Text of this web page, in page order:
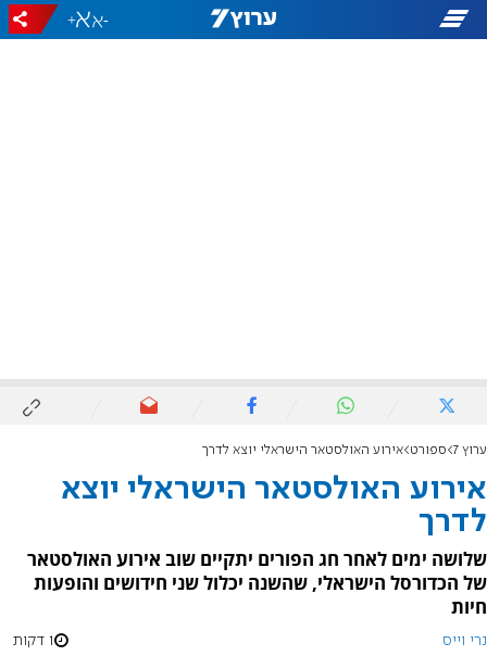
-
+
ערוץ 7 ספורט אירוע האולסטאר הישראלי יוצא לדרך
אירוע האולסטאר הישראלי יוצא
לדרך
שלושה ימים לאחר חג הפורים יתקיים שוב אירוע האולסטאר
של הכדורסל הישראלי, שהשנה יכלול שני חידושים והופעות
חיות
נרי וייס 1 דקות